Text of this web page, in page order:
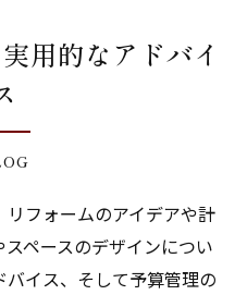
用的なアドバイ
フォームのアイデアや計
ペースのデザインについ
イス、そして予算管理の